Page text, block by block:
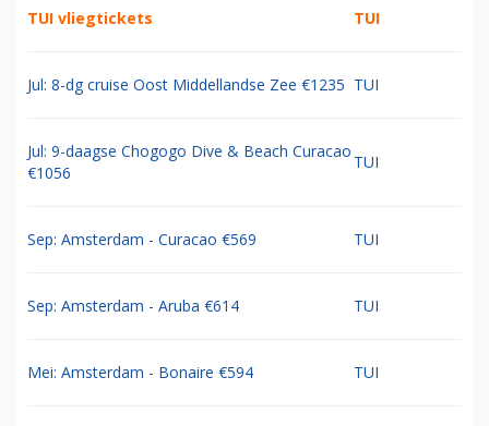
TUI vliegtickets TUI
Jul: 8-dg cruise Oost Middellandse Zee €1235 TUI
Jul: 9-daagse Chogogo Dive & Beach Curacao
€1056
TUI
Sep: Amsterdam - Curacao €569 TUI
Sep: Amsterdam - Aruba €614 TUI
Mei: Amsterdam - Bonaire €594 TUI